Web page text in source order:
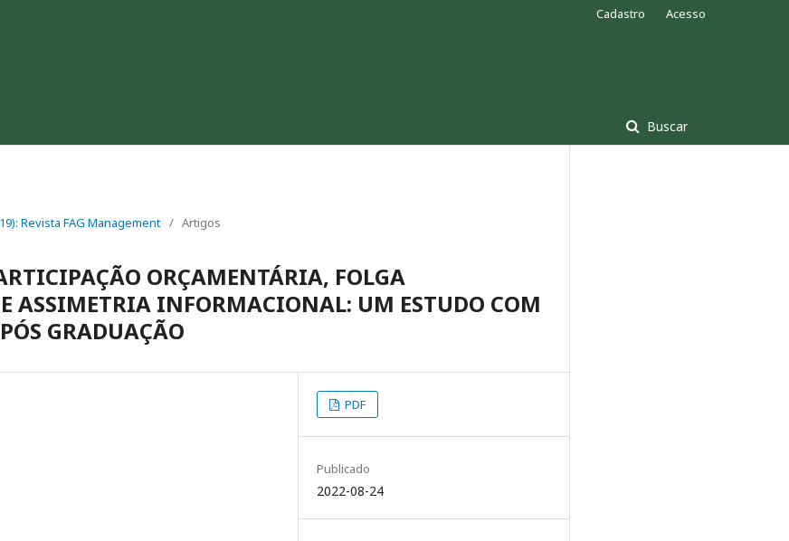
Buscar
Cadastro Acesso
Revista FAG Management / Artigos
ORÇAMENTÁRIA, FOLGA
ASSIMETRIA INFORMACIONAL: UM ESTUDO COM
GRADUAÇÃO
PDF
Publicado
2022-08-24